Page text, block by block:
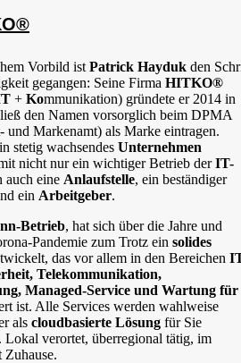
Vorbild ist Patrick Hayduk den
gegangen: Seine Firma HITKO®
+ Kommunikation) gründete er 2014 in
den Namen vorsorglich beim DPMA
und Markenamt) als Marke eintragen.
stetig wachsendes Unternehmen
nicht nur ein wichtiger Betrieb derIT-
auch eine Anlaufstelle, ein beständiger
ein Arbeitgeber.
Betrieb, hat sich über die Jahre und
Pandemie zum Trotz ein solides
das vor allem in den Bereichen
Telekommunikation,
Managed-Service und Wartung für
ist. Alle Services werden wahlweise
als cloudbasierte Lösung für Sie
Lokal verortet, überregional tätig, im